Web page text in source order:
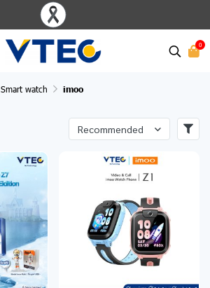
0
Smart watch imoo
Recommended